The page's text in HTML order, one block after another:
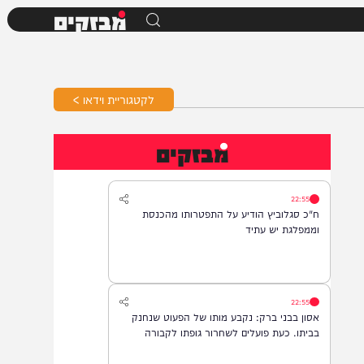
מבזקים
לקטגוריית וידאו >
מבזקים
22:55
ח"כ סגלוביץ הודיע על התפטרותו מהכנסת
22:55
אסון בבני ברק: נקבע מותו של הפעוט שנחנק